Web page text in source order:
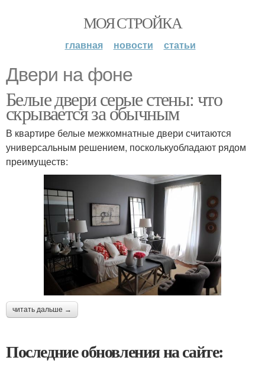
МОЯ СТРОЙКА
главная новости статьи
Двери на фоне
Белые двери серые стены: что
скрывается за обычным
В квартире белые межкомнатные двери считаются
универсальным решением, посколькуобладают рядом
преимуществ:
читать дальше →
Последние обновления на сайте: